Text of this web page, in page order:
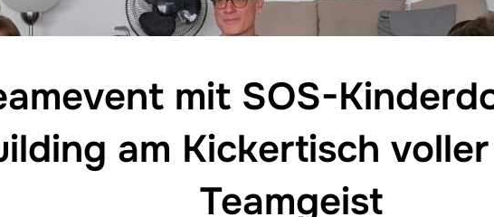
mit SOS-
am Kickertisch
Teamgeist